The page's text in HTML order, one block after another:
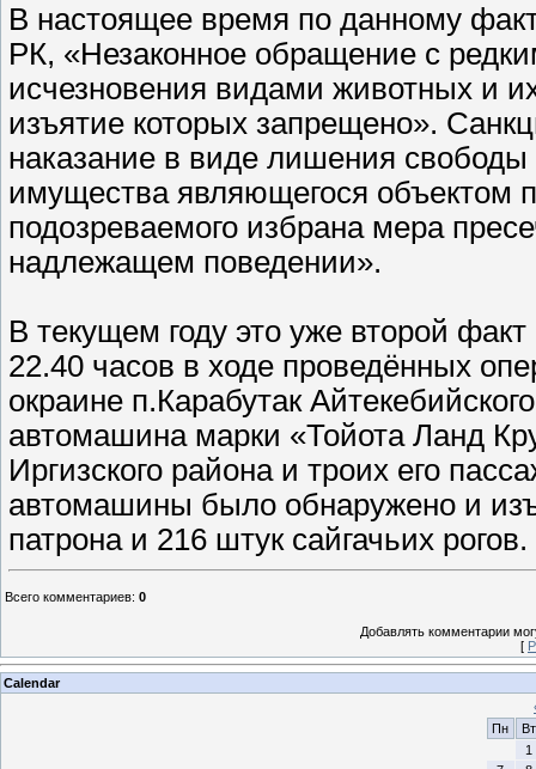
В настоящее время по данному
РК, «Незаконное обращение с
исчезновения видами животных и
изъятие которых запрещено».
наказание в виде лишения свободы
имущества являющегося объектом
подозреваемого избрана мера
надлежащем поведении».
В текущем году это уже второй факт
22.40 часов в ходе проведённых
окраине п.Карабутак
автомашина марки «Тойота Ланд
Иргизского района и троих его
автомашины было обнаружено и
патрона и 216 штук сайгачьих рогов.
Всего комментариев: 0
Добавлять комментарии
[
Calendar
Пн
Вт
1